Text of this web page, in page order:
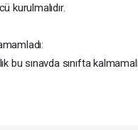
kurulmalıdır.
sınavda sınıfta